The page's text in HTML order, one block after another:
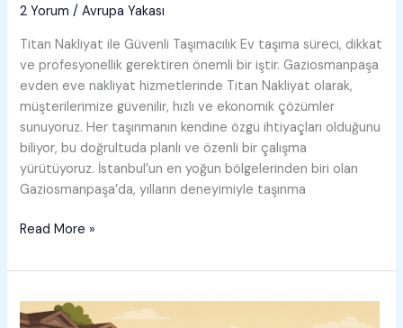
2 Yorum /Avrupa Yakası
Titan Nakliyat ile Güvenli Taşımacılık Ev taşıma süreci, dikkat
ve profesyonellik gerektiren önemli bir iştir. Gaziosmanpaşa
evden eve nakliyat hizmetlerinde Titan Nakliyat olarak,
müşterilerimize güvenilir, hızlı ve ekonomik çözümler
sunuyoruz. Her taşınmanın kendine özgü ihtiyaçları olduğunu
biliyor, bu doğrultuda planlı ve özenli bir çalışma
yürütüyoruz. İstanbul’un en yoğun bölgelerinden biri olan
Gaziosmanpaşa’da, yılların deneyimiyle taşınma
Gaziosmanpaşa
Eve
Read More »